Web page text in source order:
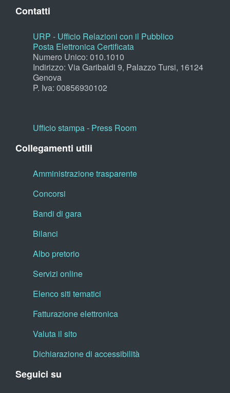
Contatti
URP - Ufficio Relazioni con il Pubblico
Posta Elettronica Certificata
Numero Unico: 010.1010
Indirizzo: Via Garibaldi 9, Palazzo Tursi, 16124
Genova
P. Iva: 00856930102
Ufficio stampa - Press Room
Collegamenti utili
Amministrazione trasparente
Concorsi
Bandi di gara
Bilanci
Albo pretorio
Servizi online
Elenco siti tematici
Fatturazione elettronica
Valuta il sito
Dichiarazione di accessibilità
Seguici su